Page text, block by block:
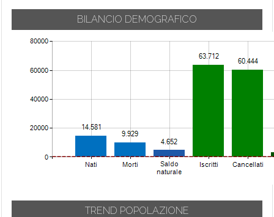
BILANCIO DEMOGRAFICO
TREND POPOLAZIONE